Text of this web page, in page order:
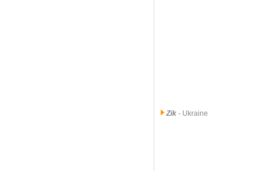
Zik - Ukraine